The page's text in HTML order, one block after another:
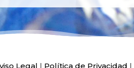
Legal | Política de Privacidad |